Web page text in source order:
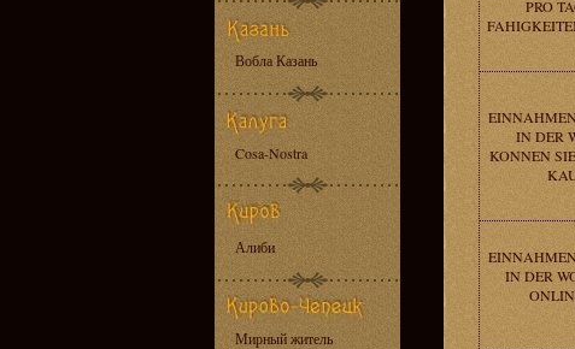
Вобла Казань
Cosa-Nostra
Алиби
Мирный житель
PRO
IN DER
KONNEN
IN DER